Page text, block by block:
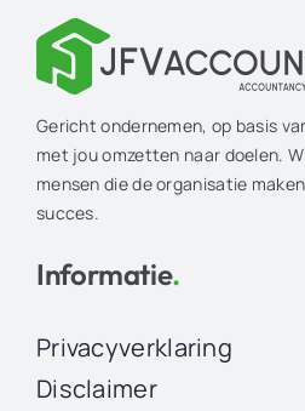
Gericht ondernemen, op basis
met jou omzetten naar doelen.
mensen die de organisatie
succes.
Informatie.
Privacyverklaring
Disclaimer